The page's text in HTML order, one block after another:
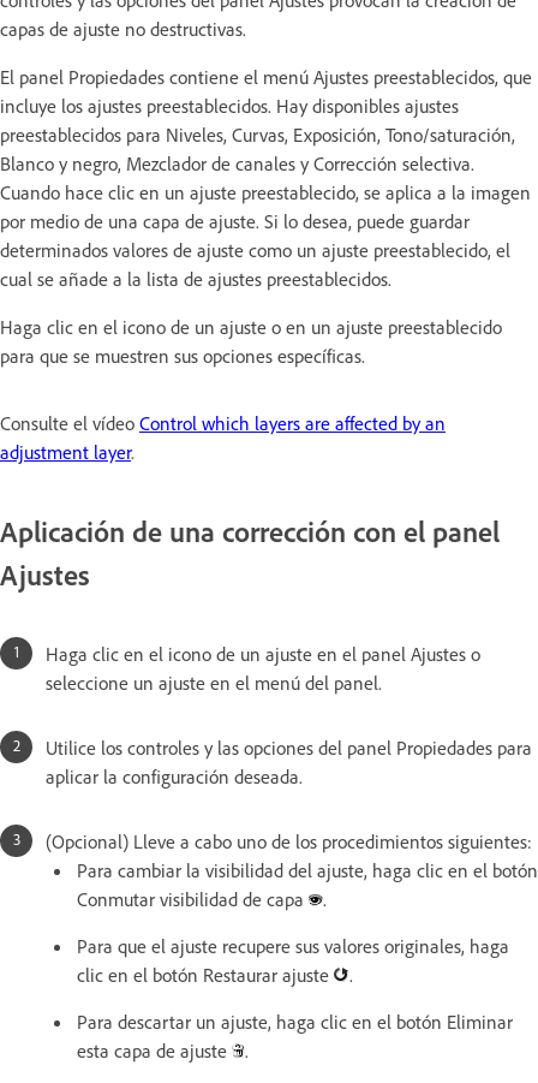
capas de ajuste no destructivas.
El panel Propiedades contiene el menú Ajustes preestablecidos, que
incluye los ajustes preestablecidos. Hay disponibles ajustes
preestablecidos para Niveles, Curvas, Exposición, Tono/saturación,
Blanco y negro, Mezclador de canales y Corrección selectiva.
Cuando hace clic en un ajuste preestablecido, se aplica a la imagen
por medio de una capa de ajuste. Si lo desea, puede guardar
determinados valores de ajuste como un ajuste preestablecido, el
cual se añade a la lista de ajustes preestablecidos.
Haga clic en el icono de un ajuste o en un ajuste preestablecido
para que se muestren sus opciones específicas.
Consulte el vídeo Control which layers are affected by an
adjustment layer.
Aplicación de una corrección con el panel
Ajustes
Haga clic en el icono de un ajuste en el panel Ajustes o
seleccione un ajuste en el menú del panel.
Utilice los controles y las opciones del panel Propiedades para
aplicar la configuración deseada.
(Opcional) Lleve a cabo uno de los procedimientos siguientes:
Para cambiar la visibilidad del ajuste, haga clic en el botón
Conmutar visibilidad de capa
.
Para que el ajuste recupere sus valores originales, haga
clic en el botón Restaurar ajuste
.
Para descartar un ajuste, haga clic en el botón Eliminar
esta capa de ajuste
.